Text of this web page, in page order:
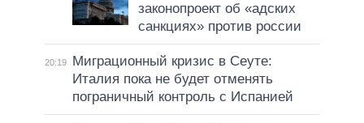
законопроект об «адских
санкциях» против россии
20:19
Миграционный кризис в Сеуте:
Италия пока не будет отменять
пограничный контроль с Испанией